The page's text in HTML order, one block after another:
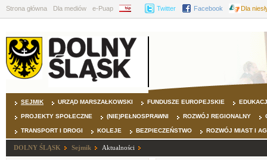
Strona główna Dla mediów e-Puap BIP Twitter Facebook Dla
SEJMIK URZĄD MARSZAŁKOWSKI FUNDUSZE EUROPEJSKIE
PROJEKTY SPOŁECZNE (NIE)PEŁNOSPRAWNI ROZWÓJ REGIONALNY
TRANSPORT I DROGI KOLEJE BEZPIECZEŃSTWO ROZWÓJ MIAST I
DOLNY ŚLĄSK Sejmik Aktualności